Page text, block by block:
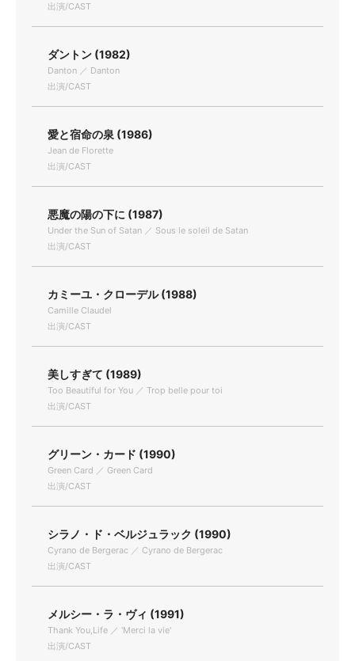
出演/CAST
ダントン (1982)
Danton ／ Danton
出演/CAST
愛と宿命の泉 (1986)
Jean de Florette
出演/CAST
悪魔の陽の下に (1987)
Under the Sun of Satan ／ Sous le soleil de Satan
出演/CAST
カミーユ・クローデル (1988)
Camille Claudel
出演/CAST
美しすぎて (1989)
Too Beautiful for You ／ Trop belle pour toi
出演/CAST
グリーン・カード (1990)
Green Card ／ Green Card
出演/CAST
シラノ・ド・ベルジュラック (1990)
Cyrano de Bergerac ／ Cyrano de Bergerac
出演/CAST
メルシー・ラ・ヴィ (1991)
Thank You,Life ／ 'Merci la vie'
出演/CAST